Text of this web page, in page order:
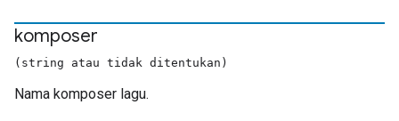
komposer
(string atau tidak ditentukan)
Nama komposer lagu.